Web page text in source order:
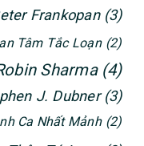
Frankopan (3)
Tâm Tắc Loạn (2)
Sharma (4)
J. Dubner (3)
Ca Nhất Mảnh (2)